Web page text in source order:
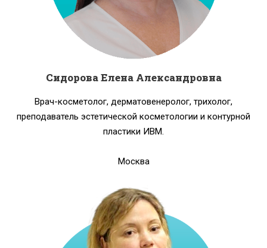
Сидорова Елена Александровна
Врач-косметолог, дерматовенеролог, трихолог,
преподаватель эстетической косметологии и контурной
пластики ИВМ.
Москва